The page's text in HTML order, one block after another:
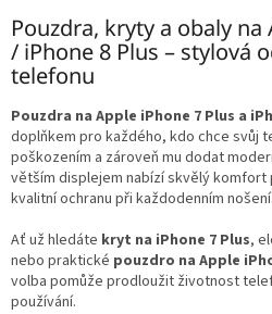
l
á
d
c
í
p
r
v
k
y
v
ý
p
Pouzdra, kryty a obaly na
/ iPhone 8 Plus – stylová
telefonu
Pouzdra na Apple iPhone 7 Plus a
doplňkem pro každého, kdo chce svůj
poškozením a zároveň mu dodat
větším displejem nabízí skvělý komfort
kvalitní ochranu při každodenním nošení.
Ať už hledáte kryt na iPhone 7 Plus,
nebo praktické pouzdro na Apple
volba pomůže prodloužit životnost
používání.